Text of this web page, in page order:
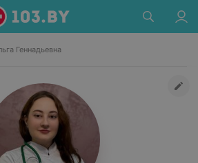
Геннадьевна